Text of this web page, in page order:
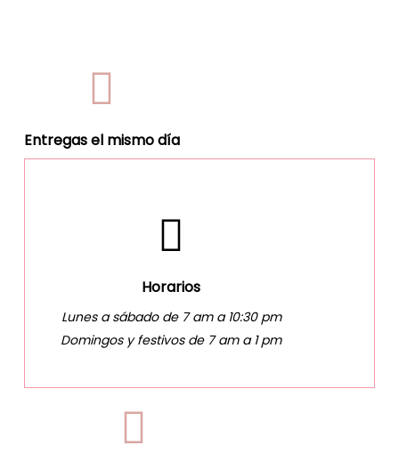
Entregas el mismo día
Horarios
Lunes a sábado de 7 am a 10:30 pm
Domingos y festivos de 7 am a 1 pm